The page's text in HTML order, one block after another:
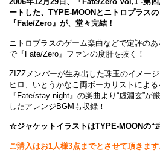
ートした、TYPE-MOONとニトロプラス
『Fate/Zero』が、堂々完結！
ニトロプラスのゲーム楽曲などで定評の
で『Fate/Zero』ファンの度肝を抜く！
ZIZZメンバーが生み出した珠玉のイメー
ヒロ、いとうかなこ両ボーカリストによる
『Fate/stay night』の楽曲より“虚淵玄”が
したアレンジBGMも収録！
☆ジャケットイラストはTYPE-MOONの“
ご購入はお1人様3点までとさせて頂きます